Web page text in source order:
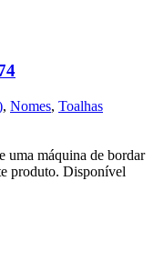
, Nomes, Toalhas
uma máquina de bordar
produto. Disponível